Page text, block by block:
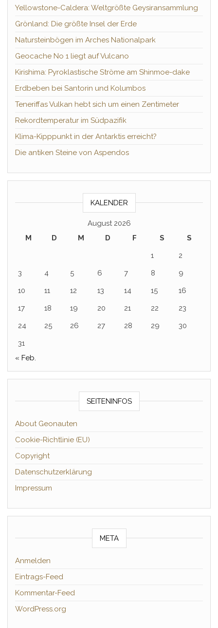
Yellowstone-Caldera: Weltgrößte Geysiransammlung
Grönland: Die größte Insel der Erde
Natursteinbögen im Arches Nationalpark
Geocache No 1 liegt auf Vulcano
Kirishima: Pyroklastische Ströme am Shinmoe-dake
Erdbeben bei Santorin und Kolumbos
Teneriffas Vulkan hebt sich um einen Zentimeter
Rekordtemperatur im Südpazifik
Klima-Kipppunkt in der Antarktis erreicht?
Die antiken Steine von Aspendos
KALENDER
August 2026
M
D M D F S
S
1
2
3
4 5 6 7 8
9
10
11 12 13 14 15
16
17
18 19 20 21 22
23
24
25 26 27 28 29
30
31
« Feb.
SEITENINFOS
About Geonauten
Cookie-Richtlinie (EU)
Copyright
Datenschutzerklärung
Impressum
META
Anmelden
Eintrags-Feed
Kommentar-Feed
WordPress.org